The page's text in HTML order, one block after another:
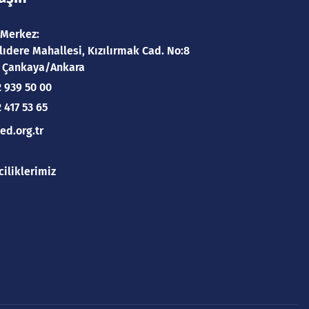
Mahallesi, Kızılırmak Cad. No:8
Ankara
939 50 00
417 53 65